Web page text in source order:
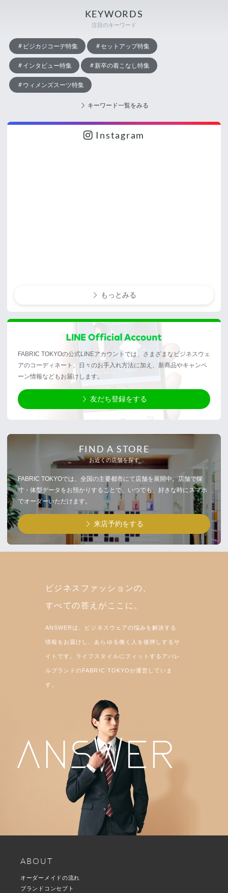
KEYWORDS
注目のキーワード
ビジカジコーデ特集 セットアップ特集
インタビュー特集 新卒の着こなし特集
ウィメンズスーツ特集
キーワード一覧をみる
Instagram
もっとみる
FABRIC TOKYOの公式LINEアカウントでは、さまざまなビジネスウェ
アのコーディネート、日々のお手入れ方法に加え、新商品やキャンペ
ーン情報などもお届けします。
友だち登録をする
FIND A STORE
お近くの店舗を探す
FABRIC TOKYOでは、全国の主要都市にて店舗を展開中。店舗で採
寸・体型データをお預かりすることで、いつでも、好きな時にスマホ
でオーダーいただけます。
来店予約をする
ビジネスファッションの、
すべての答えがここに。
ANSWERは、ビジネスウェアの悩みを解決する
情報をお届けし、あらゆる働く人を後押しするサ
イトです。ライフスタイルにフィットするアパレ
ルブランドのFABRIC TOKYOが運営していま
す。
ABOUT
オーダーメイドの流れ
ブランドコンセプト